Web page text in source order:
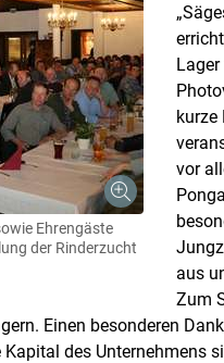
Ehrengäste
der Rinderzucht
kurze
vor
aus
Zum
Einen besonderen
des Unternehmens